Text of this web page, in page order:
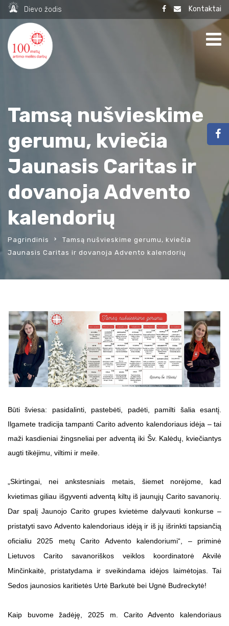
Dievo žodis Kontaktai
Tamsą nušvieskime
gerumu, kviečia
Jaunasis Caritas ir
dovanoja Advento
kalendorių
Pagrindinis
Tamsą nušvieskime gerumu, kviečia
Jaunasis Caritas ir dovanoja Advento kalendorių
Būti šviesa: pasidalinti, pastebėti, padėti, pamilti šalia esantį.
Ilgamete tradicija tampanti Carito advento kalendoriaus idėja – tai
maži kasdieniai žingsneliai per adventą iki Šv. Kalėdų, kviečiantys
augti tikėjimu, viltimi ir meile.
„Skirtingai, nei ankstesniais metais, šiemet norėjome, kad
kvietimas giliau išgyventi adventą kiltų iš jaunųjų Carito savanorių.
Dar spalį Jaunojo Carito grupes kvietėme dalyvauti konkurse –
pristatyti savo Advento kalendoriaus idėją ir iš jų išrinkti tapsiančią
oficialiu 2025 metų Carito Advento kalendoriumi“, – priminė
Lietuvos Carito savanoriškos veiklos koordinatorė Akvilė
Minčinkaitė, pristatydama ir sveikindama idėjos laimėtojas. Tai
Sedos jaunosios karitietės Urtė Barkutė bei Ugnė Budreckytė!
Kaip buvome žadėję, 2025 m. Carito Advento kalendoriaus